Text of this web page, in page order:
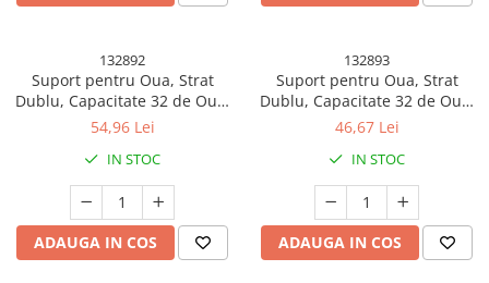
132892
Suport pentru Oua, Strat
Dublu, Capacitate 32 de Oua,
23.5x21.5 cm, din Plastic, Alb
54,96 Lei
IN STOC
ADAUGA IN COS
132893
Suport pentru Oua, Strat
Dublu, Capacitate 32 de Oua,
23.5x21.5 cm, din Plastic,
46,67 Lei
IN STOC
ADAUGA IN COS